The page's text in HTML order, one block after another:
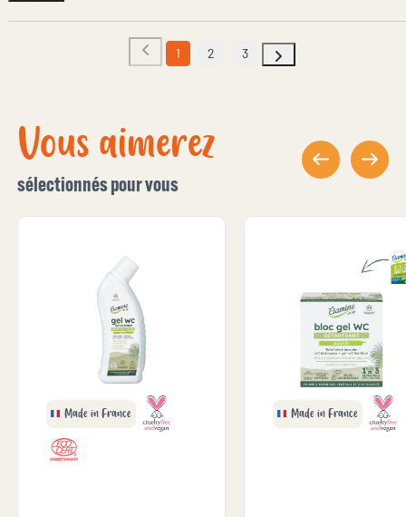
1 2 3
Vous aimerez
sélectionnés pour vous
Made in France Made in France